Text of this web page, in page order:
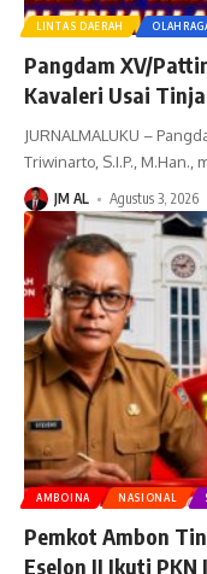
LINTAS DAERAH
Pangdam XV/
Kavaleri Usai
JURNALMALUKU –
Triwinarto, S.I.P.,
JM AL Agustus 3, 2026
AMBOINA NASIONAL
Pemkot Ambon
Eselon II Ikuti PKN